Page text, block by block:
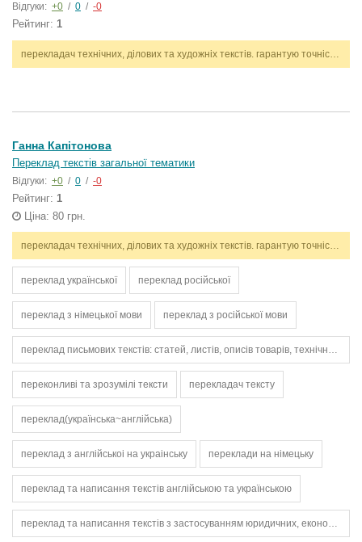
Відгуки: +0 / 0 / -0
Рейтинг: 1
перекладач технічних, ділових та художніх текстів. гарантую точність, стилістичну відповідність і дотримання термінів. працюю з англійською та українською мовами.
Ганна Капітонова
Переклад текстів загальної тематики
Відгуки: +0 / 0 / -0
Рейтинг: 1
Ціна: 80 грн.
перекладач технічних, ділових та художніх текстів. гарантую точність, стилістичну відповідність і дотримання термінів. працюю з англійською та українською мовами.
переклад української переклад російської
переклад з німецької мови переклад з російської мови
переклад письмових текстів: статей, листів, описів товарів, технічних інструкцій
переконливі та зрозумілі тексти перекладач тексту
переклад(українська~англійська)
переклад з англійськоі на украінську переклади на німецьку
переклад та написання текстів англійською та українською
переклад та написання текстів з застосуванням юридичних, економічних, політичних та технічних термінів